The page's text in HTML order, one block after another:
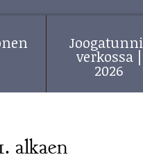
verkossa |
2026
alkaen